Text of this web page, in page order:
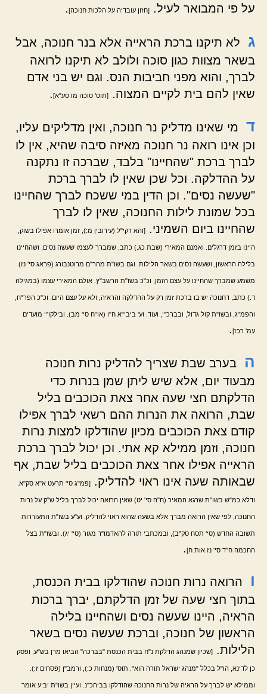
על פי המבואר לעיל. [חזון עובדיה על הלכות חנוכה].
ג
לא תיקנו ברכת הראייה אלא בנר חנוכה, אבל
בשאר מצוות כגון סוכה ולולב לא תיקנו לרואה
לברך, והוא מפני חביבות הנס. וגם יש בני אדם
שאין להם בית לקיים המצוה. [תוס' סוכה מו סע"א].
ד
מי שאינו מדליק נר חנוכה, ואין מדליקים עליו,
וכן אינו רואה נר חנוכה מאיזה סיבה שהיא, אין לו
לברך ברכת "שהחיינו" בלבד, שברכה זו נתקנה
על ההדלקה. וכל שכן שאין לו לברך ברכת
"שעשה נסים". וכן הדין במי ששכח לברך שהחיינו
בכל שמונת לילות החנוכה, שאין לו לברך
שהחיינו ביום השמיני. [והא דקי"ל (עירובין מ:), זמן אומרו אפילו בשוק,
היינו בזמן דרגלים. ואמנם המאירי (שבת כג.) כתב, שמברך לעצמו שעשה נסים, ושהחיינו
בלילה הראשון, ושעשה נסים בשאר הלילות. וגם בשו"ת מהר"ם מרוטנבורג (פראג סי' נז)
משמע שמברך שהחיינו על עצם הזמן, וכ"כ בשו"ת הרשב"ץ. אולם המאירי עצמו (במגילה
ד.) כתב, דחנוכה יש בו ברכת זמן רק על ההדלקה והראיה, ולא על עצם היום. וכ"כ הפר"ח,
והפמ"ג, ובשו"ת קול גדול, ובברכ"י, ועוד. וע' ביבי"א ח"ו (או"ח סי' מב). ובילקו"י מועדים
עמ' רכז].
ה
בערב שבת שצריך להדליק נרות חנוכה
מבעוד יום, אלא שיש ליתן שמן בנרות כדי
הדלקתם חצי שעה אחר צאת הכוכבים בליל
שבת, הרואה את הנרות ההם רשאי לברך אפילו
קודם צאת הכוכבים מכיון שהודלקו למצות נרות
חנוכה, וזמן ממילא קא אתי. וכן יכול לברך ברכת
הראייה אפילו אחר צאת הכוכבים בליל שבת, אף
שבאותה שעה אינו ראוי להדליק. [פמ"ג סי' תרעט א"א סק"א.
ודלא כמ"ש בשו"ת שרגא המאיר (ח"ה סי' יט) שאין הרואה יכול לברך בליל ש"ק על נרות
החנוכה, לפי שאין הרואה מברך אלא בשעה שהוא ראוי להדליק. וע"ע בשו"ת התעוררות
תשובה החדש (סי' תסח סק"ב), ובמכתבי תורה להאדמו"ר מגור (סי' יג). ובשו"ת בצל
החכמה ח"ד סי' נז אות ח].
ו
הרואה נרות חנוכה שהודלקו בבית הכנסת,
בתוך חצי שעה של זמן הדלקתם, יברך ברכות
הראיה, היינו שעשה נסים ושהחיינו בלילה
הראשון של חנוכה, וברכת שעשה נסים בשאר
הלילות. [שכיון שמנהג הדלקת נ"ח בבית הכנסת "בברכה" הביאו מרן בש"ע, ופסק
כן לדינא, הו"ל בכלל "מנהג ישראל תורה הוא". תוס' (מנחות כ:), ורמב"ן (פסחים ז:).
וממילא יש לברך על הראיה של נרות החנוכה שהודלקו בביהכ"נ. ועיין בשו"ת יביע אומר